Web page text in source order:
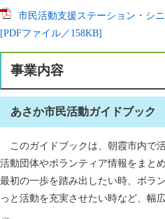
市民活動支援ステーション・シ
[PDFファイル／158KB]
事業内容
あさか市民活動ガイドブック
このガイドブックは、朝霞市内で
活動団体やボランティア情報をまと
最初の一歩を踏み出したい時、ボラ
っと活動を充実させたい時など、幅